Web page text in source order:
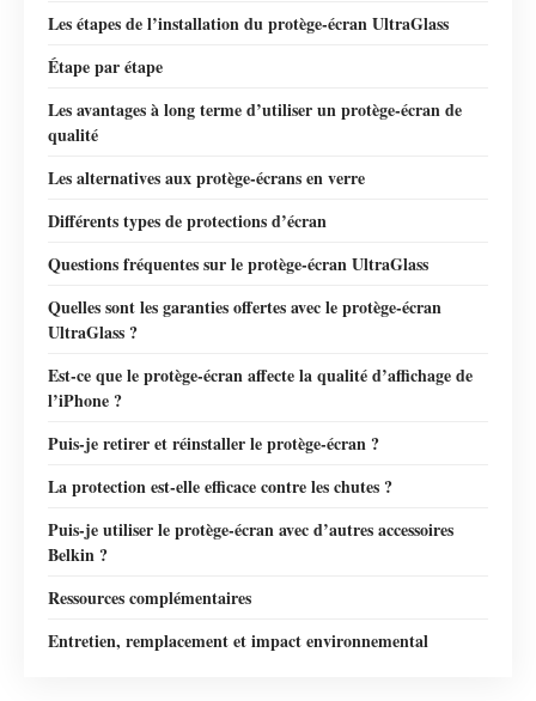
Les étapes de l’installation du protège-écran UltraGlass
Étape par étape
Les avantages à long terme d’utiliser un protège-écran de
qualité
Les alternatives aux protège-écrans en verre
Différents types de protections d’écran
Questions fréquentes sur le protège-écran UltraGlass
Quelles sont les garanties offertes avec le protège-écran
UltraGlass ?
Est-ce que le protège-écran affecte la qualité d’affichage de
l’iPhone ?
Puis-je retirer et réinstaller le protège-écran ?
La protection est-elle efficace contre les chutes ?
Puis-je utiliser le protège-écran avec d’autres accessoires
Belkin ?
Ressources complémentaires
Entretien, remplacement et impact environnemental